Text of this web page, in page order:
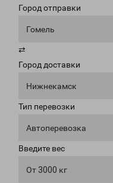
Город отправки
Гомель
⇄
Город доставки
Нижнекамск
Тип перевозки
Автоперевозка
Введите вес
От 3000 кг